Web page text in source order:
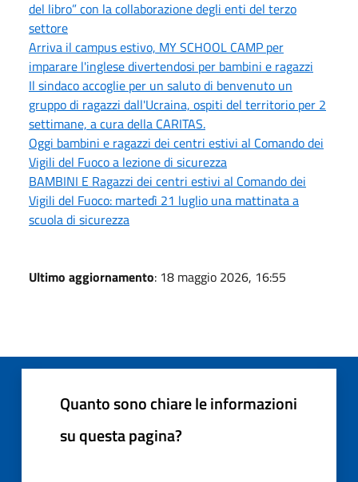
del libro” con la collaborazione degli enti del terzo
settore
Arriva il campus estivo, MY SCHOOL CAMP per
imparare l'inglese divertendosi per bambini e ragazzi
Il sindaco accoglie per un saluto di benvenuto un
gruppo di ragazzi dall'Ucraina, ospiti del territorio per 2
settimane, a cura della CARITAS.
Oggi bambini e ragazzi dei centri estivi al Comando dei
Vigili del Fuoco a lezione di sicurezza
BAMBINI E Ragazzi dei centri estivi al Comando dei
Vigili del Fuoco: martedì 21 luglio una mattinata a
scuola di sicurezza
Ultimo aggiornamento: 18 maggio 2026, 16:55
Quanto sono chiare le informazioni
su questa pagina?